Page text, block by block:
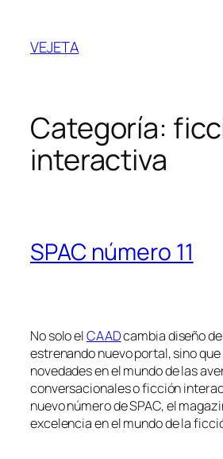
contenido
VEJETA
Categoría:
interactiva
SPAC número 11
No solo elCAADcambia diseño
estrenando nuevo portal, sino
novedades en el mundo de las
conversacionales o ficción
nuevo número de SPAC, el
excelencia en el mundo de la